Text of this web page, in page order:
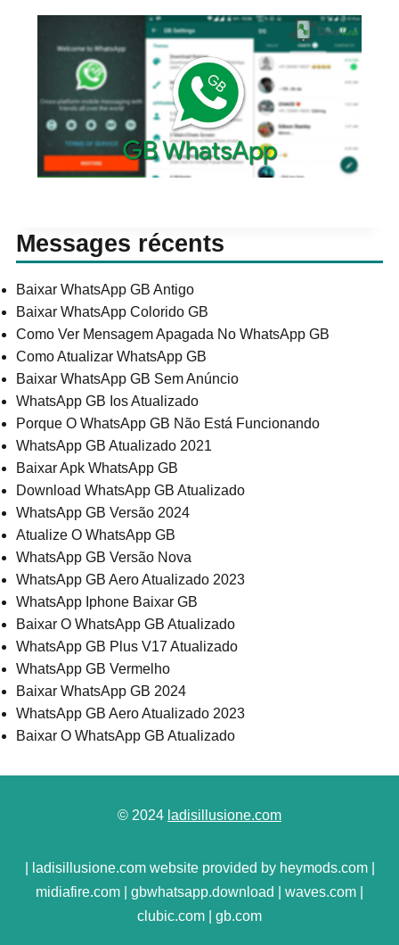
Messages récents
Baixar WhatsApp GB Antigo
Baixar WhatsApp Colorido GB
Como Ver Mensagem Apagada No WhatsApp GB
Como Atualizar WhatsApp GB
Baixar WhatsApp GB Sem Anúncio
WhatsApp GB Ios Atualizado
Porque O WhatsApp GB Não Está Funcionando
WhatsApp GB Atualizado 2021
Baixar Apk WhatsApp GB
Download WhatsApp GB Atualizado
WhatsApp GB Versão 2024
Atualize O WhatsApp GB
WhatsApp GB Versão Nova
WhatsApp GB Aero Atualizado 2023
WhatsApp Iphone Baixar GB
Baixar O WhatsApp GB Atualizado
WhatsApp GB Plus V17 Atualizado
WhatsApp GB Vermelho
Baixar WhatsApp GB 2024
WhatsApp GB Aero Atualizado 2023
Baixar O WhatsApp GB Atualizado
© 2024 ladisillusione.com
| ladisillusione.com website provided by heymods.com |
midiafire.com | gbwhatsapp.download | waves.com |
clubic.com | gb.com